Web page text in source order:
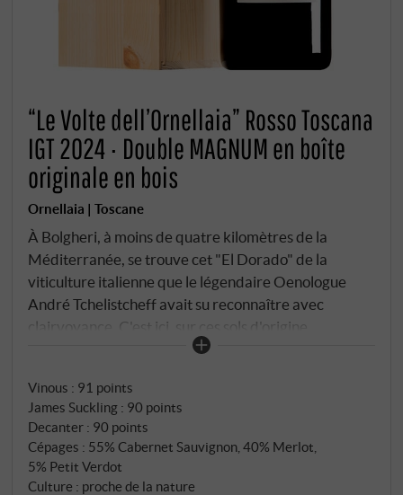
“Le Volte dell’Ornellaia” Rosso Toscana
IGT 2024 · Double MAGNUM en boîte
originale en bois
Ornellaia | Toscane
À Bolgheri, à moins de quatre kilomètres de la
Méditerranée, se trouve cet "El Dorado" de la
viticulture italienne que le légendaire Oenologue
André Tchelistcheff avait su reconnaître avec
clairvoyance. C'est ici, sur ces sols d'origine
volcanique, entre une ancienne allée de cyprès et la
accessible d'un domaine viticole dont le nom est
synonyme, dans le monde entier, d'une qualité sans
compromis. Cette cuvée, composée à 55 % de
cabernet sauvignon, 40 % de merlot et 5 % de petit
verdot, est vinifiée cépage par cépage dans de
Vinous : 91 points
James Suckling : 90 points
Decanter : 90 points
Cépages : 55% Cabernet Sauvignon, 40% Merlot,
5% Petit Verdot
Culture : proche de la nature